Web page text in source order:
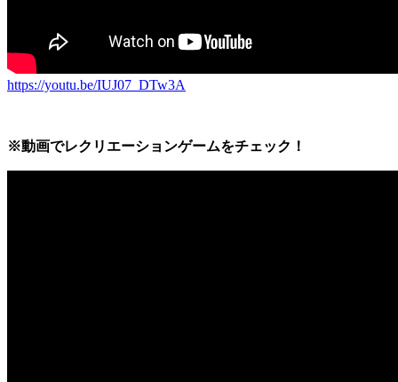
https://youtu.be/IUJ07_DTw3A
※動画でレクリエーションゲームをチェック！